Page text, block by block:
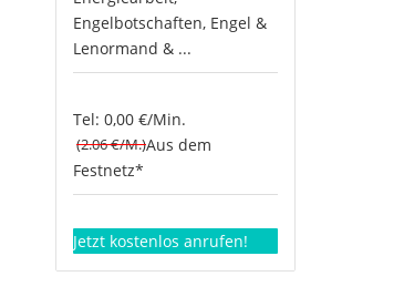
Engelbotschaften, Engel &
Lenormand & ...
Tel: 0,00 €/Min.
(2.06 €/M.)Aus dem
Festnetz*
Jetzt kostenlos anrufen!